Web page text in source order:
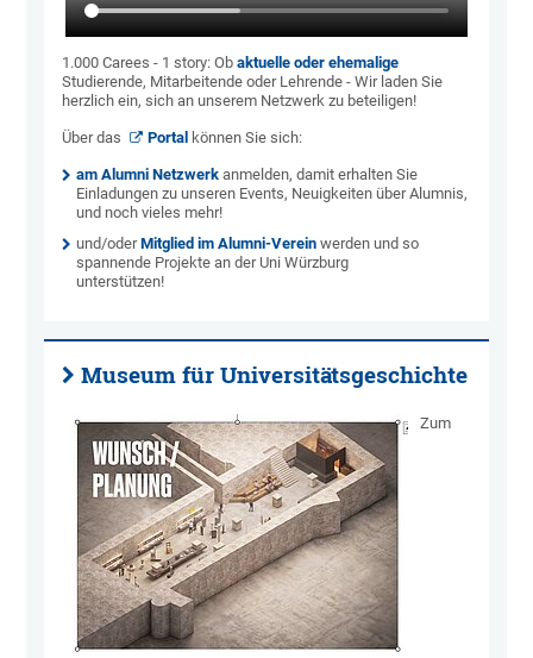
1.000 Carees - 1 story: Obaktuelle oder ehemalige
Studierende, Mitarbeitende oder Lehrende - Wir laden Sie
herzlich ein, sich an unserem Netzwerk zu beteiligen!
Über das Portal können Sie sich:
am Alumni Netzwerk anmelden, damit erhalten Sie
Einladungen zu unseren Events, Neuigkeiten über Alumnis,
und noch vieles mehr!
und/oderMitglied im Alumni-Verein werden und so
spannende Projekte an der Uni Würzburg
unterstützen!
Museum für Universitätsgeschichte
Zum